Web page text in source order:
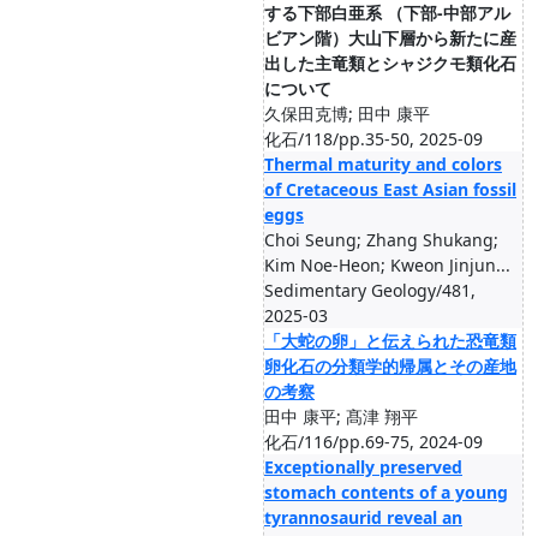
する下部白亜系 （下部‐中部アル
ビアン階）大山下層から新たに産
出した主竜類とシャジクモ類化石
について
久保田克博; 田中 康平
化石/118/pp.35-50, 2025-09
Thermal maturity and colors
of Cretaceous East Asian fossil
eggs
Choi Seung; Zhang Shukang;
Kim Noe-Heon; Kweon Jinjun...
Sedimentary Geology/481,
2025-03
「大蛇の卵」と伝えられた恐竜類
卵化石の分類学的帰属とその産地
の考察
田中 康平; 髙津 翔平
化石/116/pp.69-75, 2024-09
Exceptionally preserved
stomach contents of a young
tyrannosaurid reveal an